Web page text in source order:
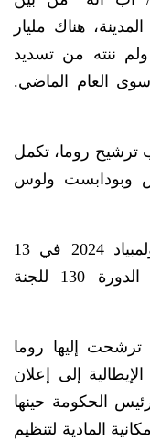
تدين بها المدينة، هناك مليار
باستضافة ألعاب 1960. ولم ننته من تسديد
فاتورة استضافة كأس العالم 1990 سوى العام الماضي.
روما، تكمل
وبودابست ولوس
وستعرف هوية المدينة المنظمة لأولمبياد 2024 في 13
سبتمبر/أيلول 2017 في ليما خلال الدورة 130 للجنة
نسخة 2020 التي ترشحت إليها روما
إلى إعلان
السباق عام 2011 لأن رئيس الحكومة حينها
المادية لتنظيم